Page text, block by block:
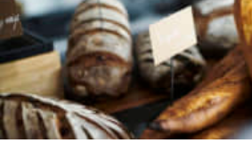
エンタメ クイズ
グルメ 地域
住まい 教育・育児
動物 リサーチ